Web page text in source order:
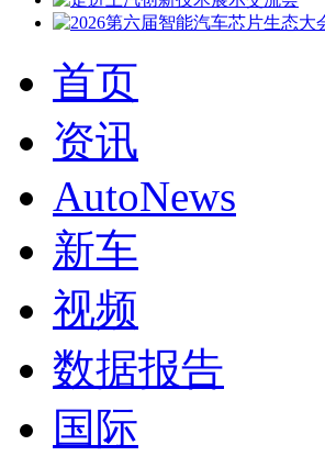
首页
资讯
AutoNews
新车
视频
数据报告
国际